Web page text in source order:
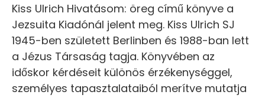
Kiss Ulrich Hivatásom: öreg című könyve a
Jezsuita Kiadónál jelent meg. Kiss Ulrich SJ
1945-ben született Berlinben és 1988-ban lett
a Jézus Társaság tagja. Könyvében az
időskor kérdéseit különös érzékenységgel,
személyes tapasztalataiból merítve mutatja